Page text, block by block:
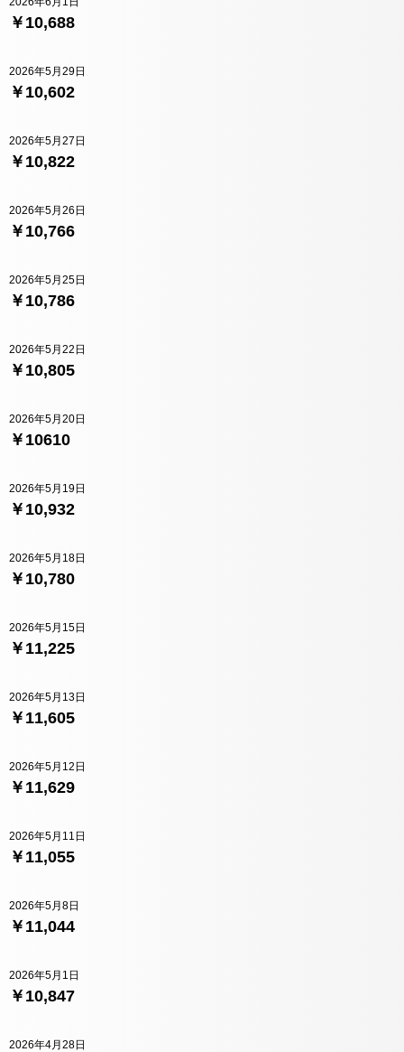
￥10,688
￥10,602
2026年5月29日
￥10,822
2026年5月27日
￥10,766
2026年5月26日
￥10,786
2026年5月25日
￥10,805
2026年5月22日
￥10610
2026年5月20日
￥10,932
2026年5月19日
￥10,780
2026年5月18日
￥11,225
2026年5月15日
￥11,605
2026年5月13日
￥11,629
2026年5月12日
￥11,055
2026年5月11日
￥11,044
2026年5月8日
￥10,847
2026年5月1日
2026年4月28日